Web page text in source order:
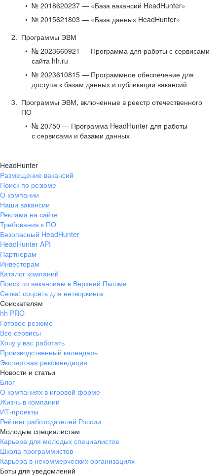
№ 2018620237 — «База вакансий HeadHunter»
№ 2015621803 — «База данных HeadHunter»
Программы ЭВМ
№ 2023660921 — Программа для работы с сервисами
сайта hh.ru
№ 2023610815 — Программное обеспечение для
доступа к базам данных и публикации вакансий
Программы ЭВМ, включенные в реестр отечественного
ПО
№ 20750 — Программа HeadHunter для работы
с сервисами и базами данных
HeadHunter
Размещение вакансий
Поиск по резюме
О компании
Наши вакансии
Реклама на сайте
Требования к ПО
Безопасный HeadHunter
HeadHunter API
Партнерам
Инвесторам
Каталог компаний
Поиск по вакансиям в Верхней Пышме
Сетка: соцсеть для нетворкинга
Соискателям
hh PRO
Готовое резюме
Все сервисы
Хочу у вас работать
Производственный календарь
Экспертная рекомендация
Новости и статьи
Блог
О компаниях в игровой форме
Жизнь в компании
ИТ-проекты
Рейтинг работодателей России
Молодым специалистам
Карьера для молодых специалистов
Школа программистов
Карьера в некоммерческих организациях
Боты для уведомлений